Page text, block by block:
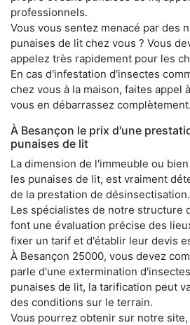
professionnels.
Vous vous sentez menacé par des
punaises de lit chez vous ? Vous
appelez très rapidement pour les
En cas d'infestation d'insectes
chez vous à la maison, faites appel
vous en débarrassez complètement.
À Besançon le prix d'une
punaises de lit
La dimension de l'immeuble ou
les punaises de lit, est vraiment
de la prestation de désinsectisation.
Les spécialistes de notre structure
font une évaluation précise des
fixer un tarif et d'établir leur devis
À Besançon 25000, vous devez
parle d'une extermination
punaises de lit, la tarification peut
des conditions sur le terrain.
Vous pourrez obtenir sur notre